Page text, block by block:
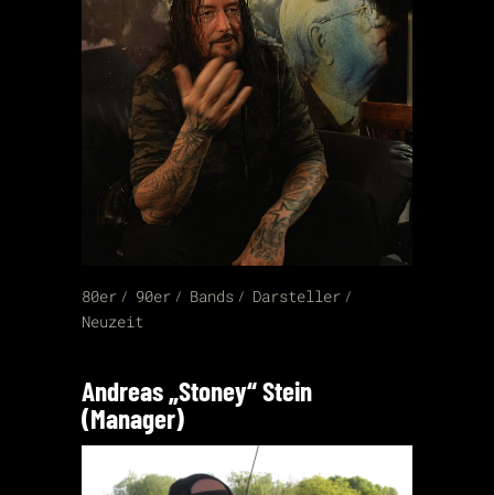
80er 90er Bands
Darsteller
Neuzeit
Andreas „Stoney“ Stein
(Manager)